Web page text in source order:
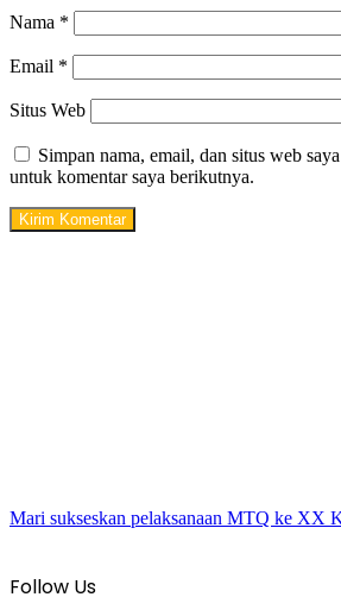
Nama *
Email *
Situs Web
Simpan nama, email, dan situs web
untuk komentar saya berikutnya.
Mari sukseskan pelaksanaan MTQ ke XX
Follow Us